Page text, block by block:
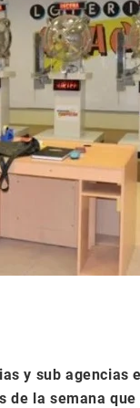
y sub agencias
de la semana que